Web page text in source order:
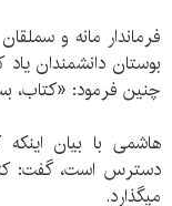
فرماندار مانه و
بوستان دانشمندان
چنین فرمود: «کتاب،
هاشمی با بیان
دسترس است، گفت:
می‏گذارد.